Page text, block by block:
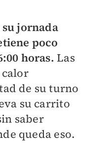
jornada
poco
horas. Las
de su turno
su carrito
saber
queda eso.